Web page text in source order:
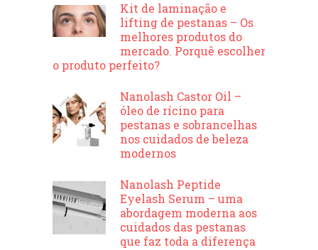
Kit de laminação e
lifting de pestanas – Os
melhores produtos do
mercado. Porquê escolher
o produto perfeito?
Nanolash Castor Oil –
óleo de rícino para
pestanas e sobrancelhas
nos cuidados de beleza
modernos
Nanolash Peptide
Eyelash Serum – uma
abordagem moderna aos
cuidados das pestanas
que faz toda a diferença